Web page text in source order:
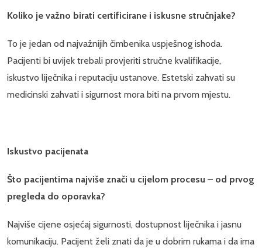
Koliko je važno birati certificirane i iskusne stručnjake?
To je jedan od najvažnijih čimbenika uspješnog ishoda.
Pacijenti bi uvijek trebali provjeriti stručne kvalifikacije,
iskustvo liječnika i reputaciju ustanove. Estetski zahvati su
medicinski zahvati i sigurnost mora biti na prvom mjestu.
Iskustvo pacijenata
Što pacijentima najviše znači u cijelom procesu – od prvog
pregleda do oporavka?
Najviše cijene osjećaj sigurnosti, dostupnost liječnika i jasnu
komunikaciju. Pacijent želi znati da je u dobrim rukama i da ima